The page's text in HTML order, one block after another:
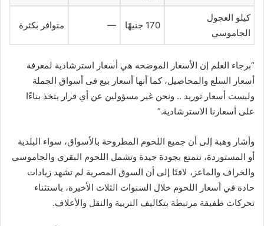
كيلو العجول
الجاموسي
170 جنيهًا — متوافر بكثرة
“برجاء العلم إن الأسعار الموضحه هي أسعار استرشادية لمعرفة
أسعار السلع والمحاصيل، كما أنها أسعار بيع فى أسواق الجملة
وليست أسعار توريد .. ونحن غير مسؤولين عن أي قرار يتخذ بناءًا
على أسعارنا الاسترشادية.”
وأشار وهبة إلى أن جميع اللحوم المطروحة بالأسواق، سواء البلدية
أو المستوردة، تتمتع بجودة جيدة وتشمل اللحوم البقري والجاموسي
والخراف والماعز، لافتًا إلى أن السوق المصرية لم تشهد زيادات
حادة في أسعار اللحوم خلال السنوات الثلاث الأخيرة، باستثناء
تحركات طفيفة مرتبطة بتكاليف التربية والنقل والأعلاف.